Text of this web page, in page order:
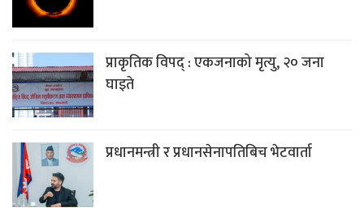
प्राकृतिक विपद् : एकजनाको मृत्यु, २० जना
घाइते
प्रधानमन्त्री र प्रधानसेनापतिबिच भेटवार्ता